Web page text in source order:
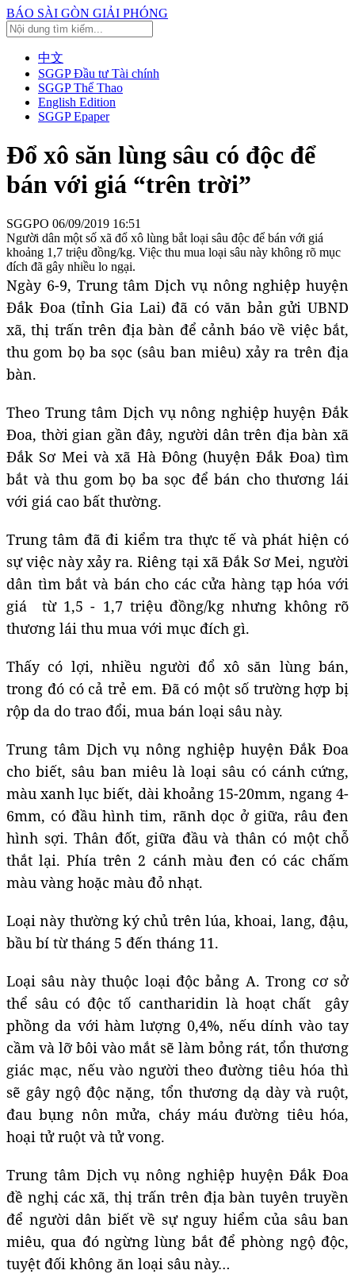
BÁO SÀI GÒN GIẢI PHÓNG
中文
SGGP Đầu tư Tài chính
SGGP Thể Thao
English Edition
SGGP Epaper
Đổ xô săn lùng sâu có độc để
bán với giá “trên trời”
SGGPO 06/09/2019 16:51
Người dân một số xã đổ xô lùng bắt loại sâu độc để bán với giá
khoảng 1,7 triệu đồng/kg. Việc thu mua loại sâu này không rõ mục
đích đã gây nhiều lo ngại.
Ngày 6-9, Trung tâm Dịch vụ nông nghiệp huyện
Đắk Đoa (tỉnh Gia Lai) đã có văn bản gửi UBND
xã, thị trấn trên địa bàn để cảnh báo về việc bắt,
thu gom bọ ba sọc (sâu ban miêu) xảy ra trên địa
bàn.
Theo Trung tâm Dịch vụ nông nghiệp huyện Đắk
Đoa, thời gian gần đây, người dân trên địa bàn xã
Đắk Sơ Mei và xã Hà Đông (huyện Đắk Đoa) tìm
bắt và thu gom bọ ba sọc để bán cho thương lái
với giá cao bất thường.
Trung tâm đã đi kiểm tra thực tế và phát hiện có
sự việc này xảy ra. Riêng tại xã Đắk Sơ Mei, người
dân tìm bắt và bán cho các cửa hàng tạp hóa với
giá từ 1,5 - 1,7 triệu đồng/kg nhưng không rõ
thương lái thu mua với mục đích gì.
Thấy có lợi, nhiều người đổ xô săn lùng bán,
trong đó có cả trẻ em. Đã có một số trường hợp bị
rộp da do trao đổi, mua bán loại sâu này.
Trung tâm Dịch vụ nông nghiệp huyện Đắk Đoa
cho biết, sâu ban miêu là loại sâu có cánh cứng,
màu xanh lục biết, dài khoảng 15-20mm, ngang 4-
6mm, có đầu hình tim, rãnh dọc ở giữa, râu đen
hình sợi. Thân đốt, giữa đầu và thân có một chỗ
thắt lại. Phía trên 2 cánh màu đen có các chấm
màu vàng hoặc màu đỏ nhạt.
Loại này thường ký chủ trên lúa, khoai, lang, đậu,
bầu bí từ tháng 5 đến tháng 11.
Loại sâu này thuộc loại độc bảng A. Trong cơ sở
thể sâu có độc tố cantharidin là hoạt chất gây
phồng da với hàm lượng 0,4%, nếu dính vào tay
cầm và lỡ bôi vào mắt sẽ làm bỏng rát, tổn thương
giác mạc, nếu vào người theo đường tiêu hóa thì
sẽ gây ngộ độc nặng, tổn thương dạ dày và ruột,
đau bụng nôn mửa, cháy máu đường tiêu hóa,
hoại tử ruột và tử vong.
Trung tâm Dịch vụ nông nghiệp huyện Đắk Đoa
đề nghị các xã, thị trấn trên địa bàn tuyên truyền
để người dân biết về sự nguy hiểm của sâu ban
miêu, qua đó ngừng lùng bắt để phòng ngộ độc,
tuyệt đối không ăn loại sâu này…